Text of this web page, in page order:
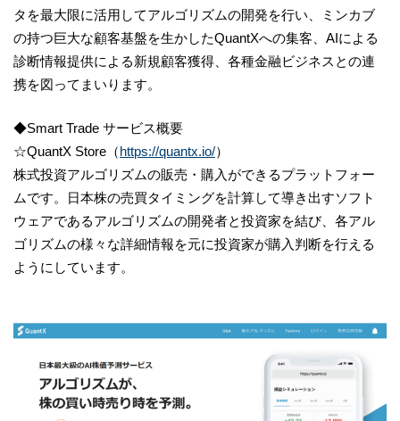
タを最大限に活用してアルゴリズムの開発を行い、ミンカブ
の持つ巨大な顧客基盤を生かしたQuantXへの集客、AIによる
診断情報提供による新規顧客獲得、各種金融ビジネスとの連
携を図ってまいります。
◆Smart Trade サービス概要
☆QuantX Store（https://quantx.io/）
株式投資アルゴリズムの販売・購入ができるプラットフォー
ムです。日本株の売買タイミングを計算して導き出すソフト
ウェアであるアルゴリズムの開発者と投資家を結び、各アル
ゴリズムの様々な詳細情報を元に投資家が購入判断を行える
ようにしています。